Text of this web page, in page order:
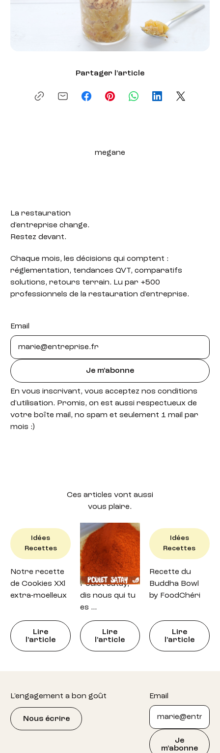
Partager l'article
megane
La restauration
d'entreprise change.
Restez devant.
Chaque mois, les décisions qui comptent :
réglementation, tendances QVT, comparatifs
solutions, retours terrain. Lu par +500
professionnels de la restauration d'entreprise.
Email
Je m'abonne
En vous inscrivant, vous acceptez nos conditions
d'utilisation. Promis, on est aussi respectueux de
votre boîte mail, no spam et seulement 1 mail par
mois :)
Ces articles vont aussi
vous plaire.
Idées
Recettes
Notre recette
de Cookies XXl
extra-moelleux
Lire
l'article
Idées
Recettes
Recette : petit
Poulet satay,
dis nous qui tu
es …
Lire
l'article
Idées
Recettes
Recette du
Buddha Bowl
by FoodChéri
Lire
l'article
L'engagement a bon goût
Nous écrire
Email
Je
m'abonne